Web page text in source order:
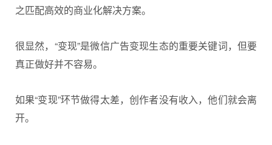
之匹配高效的商业化解决方案。
很显然，“变现”是微信广告变现生态的重要关键词，但要
真正做好并不容易。
如果“变现”环节做得太差，创作者没有收入，他们就会离
开。